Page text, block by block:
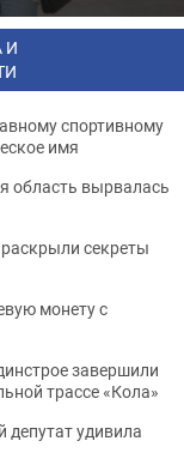
И
спортивному
имя
область вырвалась
секреты
монету с
завершили
трассе «Кола»
удивила